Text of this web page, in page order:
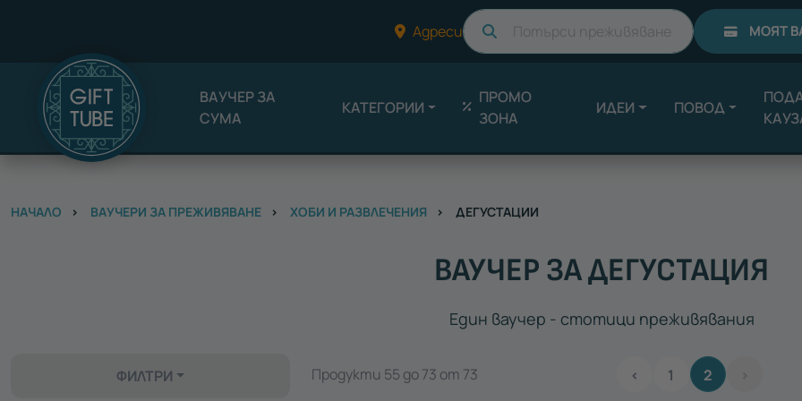
Адреси Търси МОЯТ
ВАУЧЕР ЗА
СУМА
КАТЕГОРИИ
ПРОМО
ЗОНА
ИДЕИ ПОВОД
НАЧАЛО ВАУЧЕРИ ЗА ПРЕЖИВЯВАНЕ ХОБИ И РАЗВЛЕЧЕНИЯ ДЕГУСТАЦИИ
ВАУЧЕР ЗА ДЕГУСТАЦИЯ
Един ваучер - стотици преживявания
ФИЛТРИ Продукти 55 до 73 от 73 ‹ 1 2 ›